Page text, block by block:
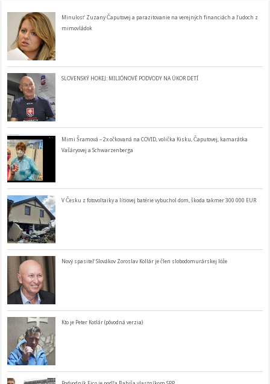
Minulosť Zuzany Čaputovej a parazitovanie na verejných financiách a ľudoch z
mimovládok
SLOVENSKÝ HOKEJ: MILIÓNOVÉ PODVODY NA ÚKOR DETÍ
Mimi Šramová – 2x očkovaná na COVID, volička Kisku, Čaputovej, kamarátka
Vašáryovej a Schwarzenberga
V Česku z fotovoltaiky a lítiovej batérie vybuchol dom, škoda takmer 300 000 EUR
Nový spasiteľ Slovákov Zoroslav Kollár je člen slobodomurárskej lóže
Kto je Peter Kotlár (pôvodná verzia)